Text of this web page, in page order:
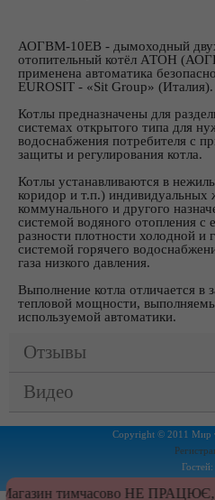
АОГВМ-10ЕВ - дымоходный
отопительный котёл АТОН
применена автоматика
EUROSIT - «Sit Group» (Италия).
Котлы предназначены для
системах открытого типа для
водоснабжения потребителя с
защиты и регулирования котла.
Котлы устанавливаются в
коридор и т.п.)
коммунального и другого
системой водяного отопления с
разности плотности холодной и
системой горячего
газа низкого давления.
Выполнение котла отличается в
тепловой мощности,
используемой автоматики.
Отзывы
Видео
Copyright © 2011 Мир
Гостей:
тимчасово НЕ ПРАЦЮЄ,